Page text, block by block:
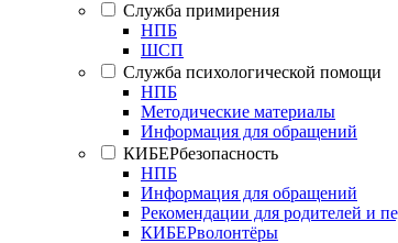
Служба примирения
НПБ
ШСП
Служба психологической помощи
НПБ
Методические материалы
Информация для обращений
КИБЕРбезопасность
НПБ
Информация для обращений
Рекомендации для родителей и
КИБЕРволонтёры